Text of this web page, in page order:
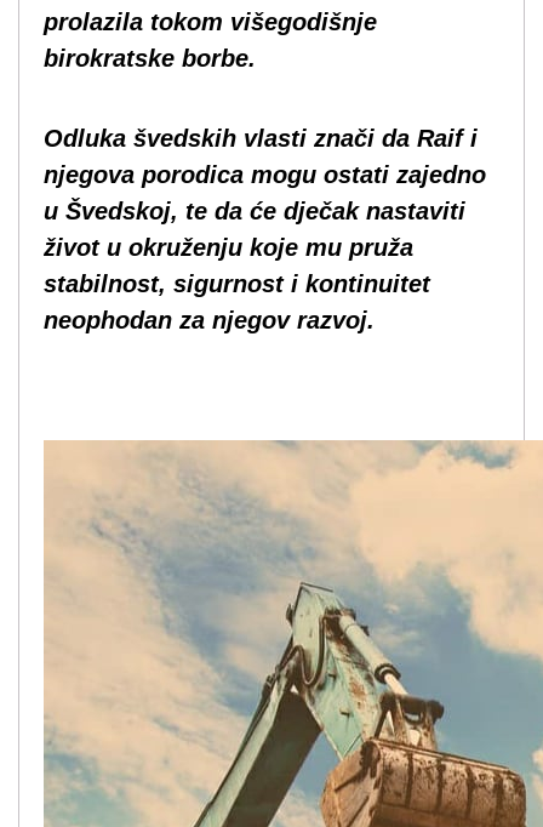
prolazila tokom višegodišnje
birokratske borbe.
Odluka švedskih vlasti znači da Raif i
njegova porodica mogu ostati zajedno
u Švedskoj, te da će dječak nastaviti
život u okruženju koje mu pruža
stabilnost, sigurnost i kontinuitet
neophodan za njegov razvoj.